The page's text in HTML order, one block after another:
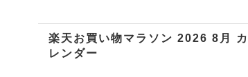
楽天お買い物マラソン 2026 8月 カ
レンダー